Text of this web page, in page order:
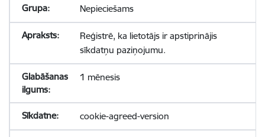
Nepieciešams
Reģistrē, ka lietotājs ir apstiprinājis
sīkdatņu paziņojumu.
1 mēnesis
cookie-agreed-version